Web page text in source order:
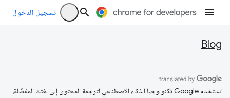
تسجيل الدخول
Blog
تستخدم Google تكنولوجيا الذكاء الاصطناعي لترجمة المحتوى إلى لغتك المفضّلة،